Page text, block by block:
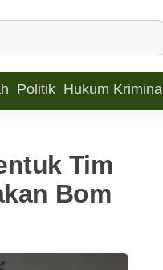
Politik Hukum Kriminal
Tim
Bom